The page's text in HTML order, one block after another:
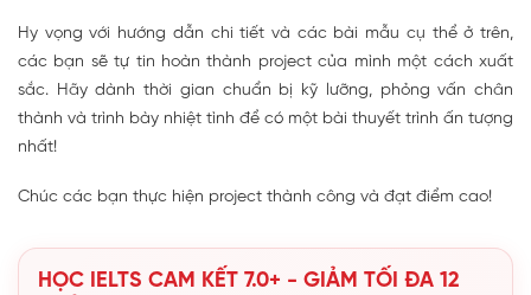
Hy vọng với hướng dẫn chi tiết và các bài mẫu cụ thể ở trên,
các bạn sẽ tự tin hoàn thành project của mình một cách xuất
sắc. Hãy dành thời gian chuẩn bị kỹ lưỡng, phỏng vấn chân
thành và trình bày nhiệt tình để có một bài thuyết trình ấn tượng
nhất!
Chúc các bạn thực hiện project thành công và đạt điểm cao!
HỌC IELTS CAM KẾT 7.0+ - GIẢM TỐI ĐA 12